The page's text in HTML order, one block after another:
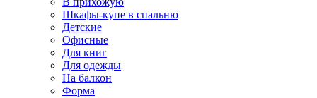
Шкафы-купе в спальню
Детские
Офисные
Для книг
Для одежды
На балкон
Форма